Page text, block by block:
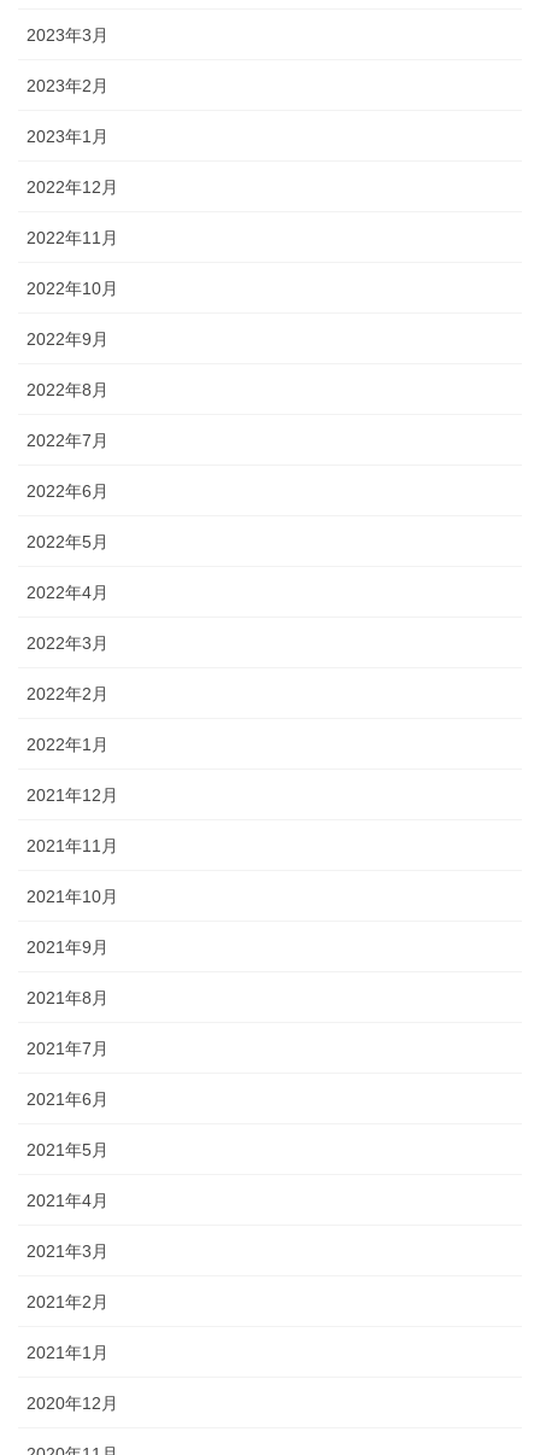
2023年3月
2023年2月
2023年1月
2022年12月
2022年11月
2022年10月
2022年9月
2022年8月
2022年7月
2022年6月
2022年5月
2022年4月
2022年3月
2022年2月
2022年1月
2021年12月
2021年11月
2021年10月
2021年9月
2021年8月
2021年7月
2021年6月
2021年5月
2021年4月
2021年3月
2021年2月
2021年1月
2020年12月